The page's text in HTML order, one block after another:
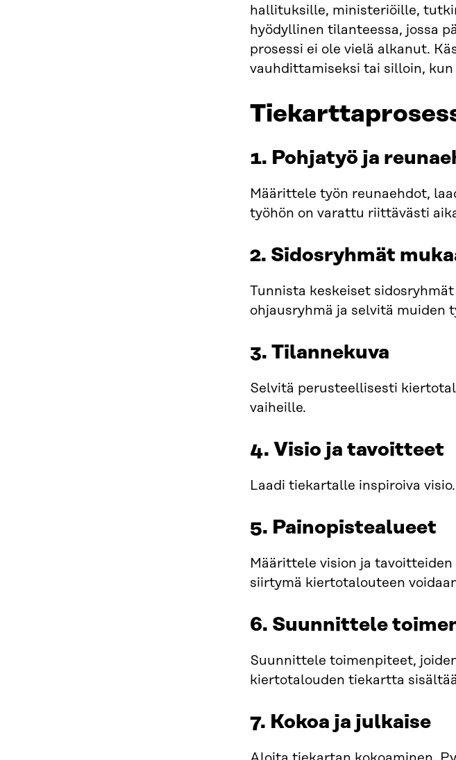
hallituksille, ministeriöille,
hyödyllinen tilanteessa, jossa
prosessi ei ole vielä alkanut.
vauhdittamiseksi tai silloin,
1. Pohjatyö ja
Määrittele työn reunaehdot,
työhön on varattu riittävästi
2. Sidosryhmät
Tunnista keskeiset
ohjausryhmä ja selvitä muiden
3. Tilannekuva
Selvitä perusteellisesti
vaiheille.
4. Visio ja tavoitteet
Laadi tiekartalle inspiroiva
5. Painopistealueet
Määrittele vision ja
siirtymä kiertotalouteen
6. Suunnittele
Suunnittele toimenpiteet,
kiertotalouden tiekartta
7. Kokoa ja julkaise